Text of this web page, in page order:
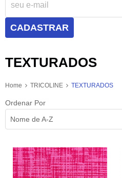
CADASTRAR
TEXTURADOS
Home TRICOLINE TEXTURADOS
Ordenar Por
Nome de A-Z